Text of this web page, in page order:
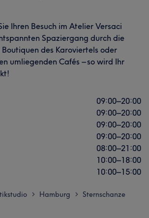
Ihren Besuch im Atelier Versaci
Spaziergang durch die
des Karoviertels oder
umliegenden Cafés – so wird Ihr
09:00–20:00
09:00–20:00
09:00–20:00
09:00–20:00
08:00–21:00
10:00–18:00
10:00–15:00
> Hamburg > Sternschanze